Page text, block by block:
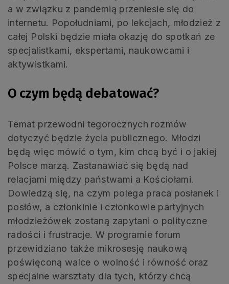
a w związku z pandemią przeniesie się do
internetu. Popołudniami, po lekcjach, młodzież z
całej Polski będzie miała okazję do spotkań ze
specjalistkami, ekspertami, naukowcami i
aktywistkami.
O czym będą debatować?
Temat przewodni tegorocznych rozmów
dotyczyć będzie życia publicznego. Młodzi
będą więc mówić o tym, kim chcą być i o jakiej
Polsce marzą. Zastanawiać się będą nad
relacjami między państwami a Kościołami.
Dowiedzą się, na czym polega praca posłanek i
posłów, a członkinie i członkowie partyjnych
młodzieżówek zostaną zapytani o polityczne
radości i frustracje. W programie forum
przewidziano także mikrosesję naukową
poświęconą walce o wolność i równość oraz
specjalne warsztaty dla tych, którzy chcą